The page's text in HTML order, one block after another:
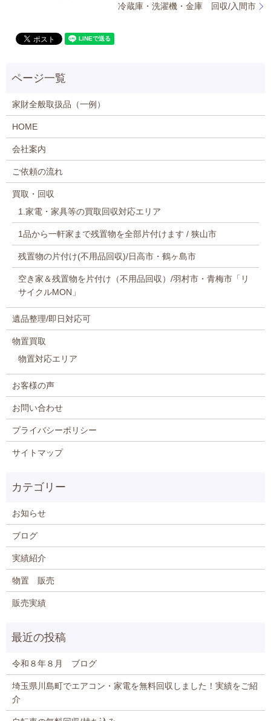
冷蔵庫・洗濯機・金庫 回収/入間市
家財全般取扱品（一例）
HOME
会社案内
ご依頼の流れ
買取・回収
1.家電・家具等の買取回収対応エリア
1品から一軒家まで残置物を全部片付けます / 狭山市
残置物の片付け(不用品回収)/日高市・鶴ヶ島市
空き家＆残置物を片付け（不用品回収）/羽村市・青梅市「リ
サイクルMON」
遺品整理/即日対応可
物置買取
物置対応エリア
お客様の声
お問い合わせ
プライバシーポリシー
サイトマップ
お知らせ
ブログ
実績紹介
物置 販売
販売実績
令和８年８月 ブログ
埼玉県川島町でエアコン・家電を無料回収しました！実績をご紹
介